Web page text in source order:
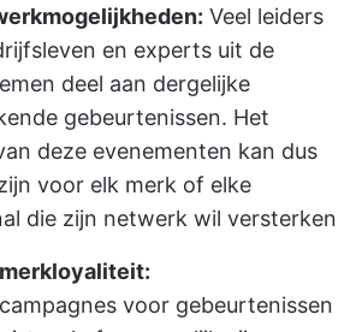
Veel leiders
en experts uit de
deel aan dergelijke
gebeurtenissen. Het
deze evenementen kan dus
voor elk merk of elke
die zijn netwerk wil versterken
voor gebeurtenissen